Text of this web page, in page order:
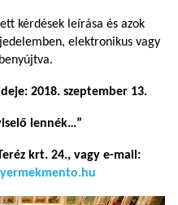
kérdések leírása és azok
elektronikus vagy
2018. szeptember 13.
lennék…”
krt. 24., vagy e-mail: